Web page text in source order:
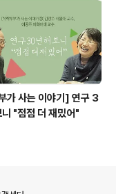
가 사는 이야기] 연구 3
"점점 더 재밌어"